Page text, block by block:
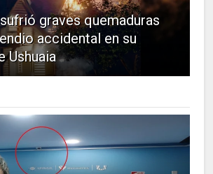
graves quemaduras
accidental en su
Ushuaia